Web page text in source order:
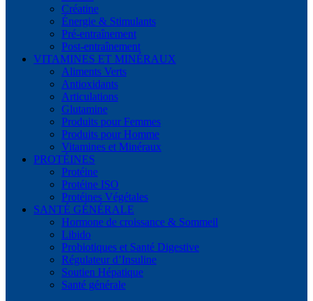
Créatine
Énergie & Stimulants
Pré-entraînement
Post-entraînement
VITAMINES ET MINÉRAUX
Aliments Verts
Antioxidants
Articulations
Glutamine
Produits pour Femmes
Produits pour Homme
Vitamines et Minéraux
PROTÉINES
Protéine
Protéine ISO
Protéines Végétales
SANTÉ GÉNÉRALE
Hormone de croissance & Sommeil
Libido
Probiotiques et Santé Digestive
Régulateur d’Insuline
Soutien Hépatique
Santé générale